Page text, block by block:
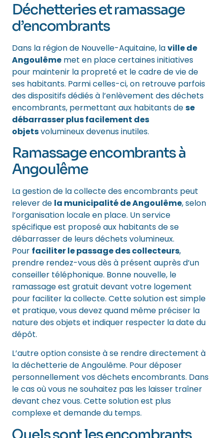
Déchetteries et ramassage
d’encombrants
Dans la région de Nouvelle-Aquitaine, laville de
Angoulême met en place certaines initiatives
pour maintenir la propreté et le cadre de vie de
ses habitants. Parmi celles-ci, on retrouve parfois
des dispositifs dédiés à l’enlèvement des déchets
encombrants, permettant aux habitants dese
débarrasser plus facilement des
objetsvolumineux devenus inutiles.
Ramassage encombrants à
Angoulême
La gestion de la collecte des encombrants peut
relever de la municipalité de Angoulême, selon
l’organisation locale en place. Un service
spécifique est proposé aux habitants de se
débarrasser de leurs déchets volumineux.
Pour faciliter le passage des collecteurs,
prendre rendez-vous dès à présent auprès d’un
conseiller téléphonique. Bonne nouvelle, le
ramassage est gratuit devant votre logement
pour faciliter la collecte. Cette solution est simple
et pratique, vous devez quand même préciser la
nature des objets et indiquer respecter la date du
dépôt.
L’autre option consiste à se rendre directement à
la déchetterie de Angoulême. Pour déposer
personnellement vos déchets encombrants. Dans
le cas où vous ne souhaitez pas les laisser traîner
devant chez vous. Cette solution est plus
complexe et demande du temps.